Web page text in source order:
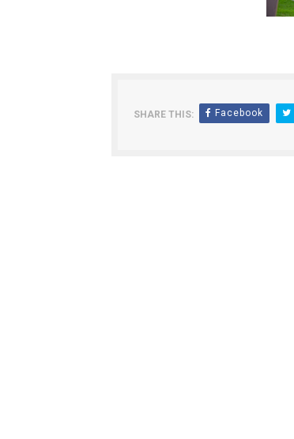
SHARE THIS: Facebook